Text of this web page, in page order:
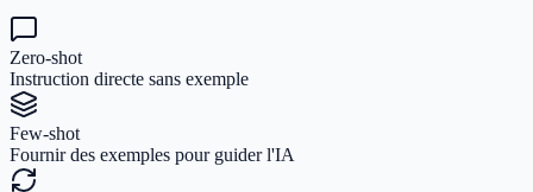
Zero-shot
Instruction directe sans exemple
Few-shot
Fournir des exemples pour guider l'IA